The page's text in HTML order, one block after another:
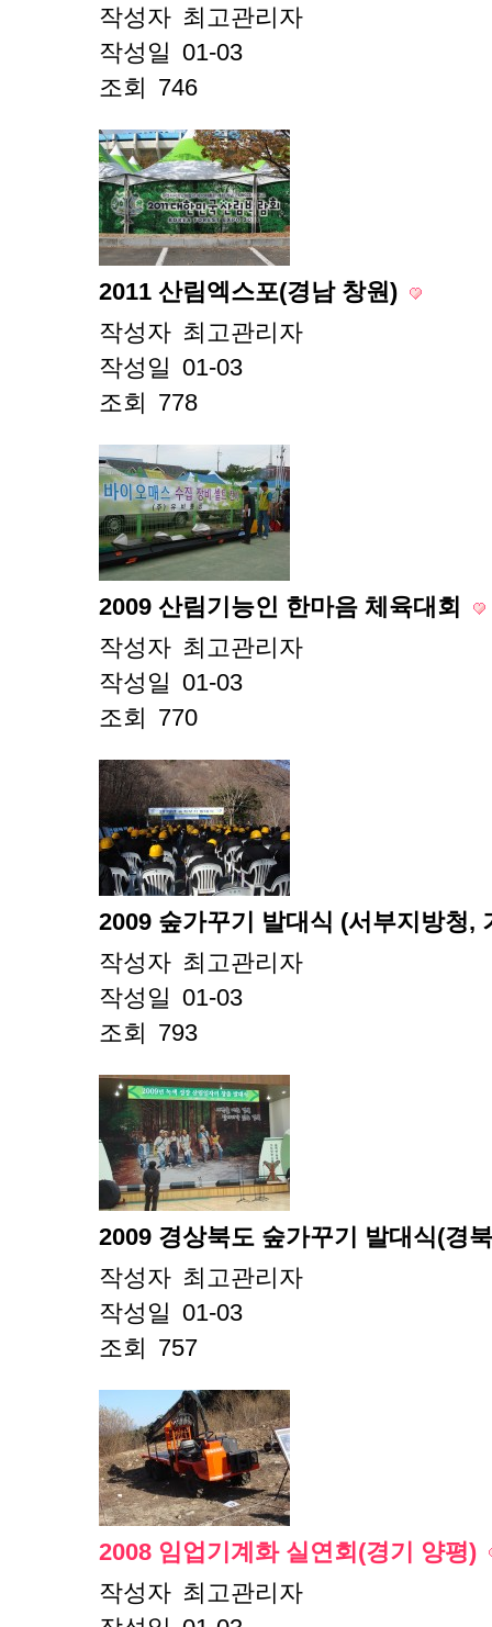
작성자 최고관리자
작성일 01-03
조회 746
2011 산림엑스포(경남 창원)
작성자 최고관리자
작성일 01-03
조회 778
2009 산림기능인 한마음 체육대회
작성자 최고관리자
작성일 01-03
조회 770
2009 숲가꾸기 발대식 (서부지방청,
작성자 최고관리자
작성일 01-03
조회 793
2009 경상북도 숲가꾸기 발대식(경
작성자 최고관리자
작성일 01-03
조회 757
2008 임업기계화 실연회(경기 양평)
작성자 최고관리자